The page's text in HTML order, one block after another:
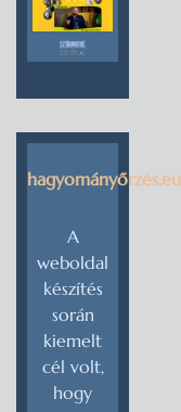
hagyományőrzés.eu
A
weboldal
készítés
során
kiemelt
cél volt,
hogy